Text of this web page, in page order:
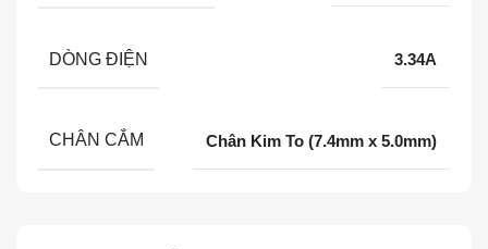
DÒNG ĐIỆN 3.34A
CHÂN CẮM Chân Kim To (7.4mm x 5.0mm)